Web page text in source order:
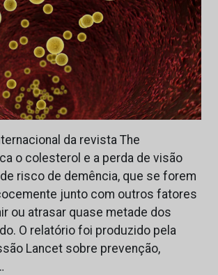
da revista The
o colesterol e a perda de visão
risco de demência, que se forem
junto com outros fatores
ou atrasar quase metade dos
O relatório foi produzido pela
Lancet sobre prevenção,